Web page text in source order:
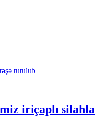
iriçaplı